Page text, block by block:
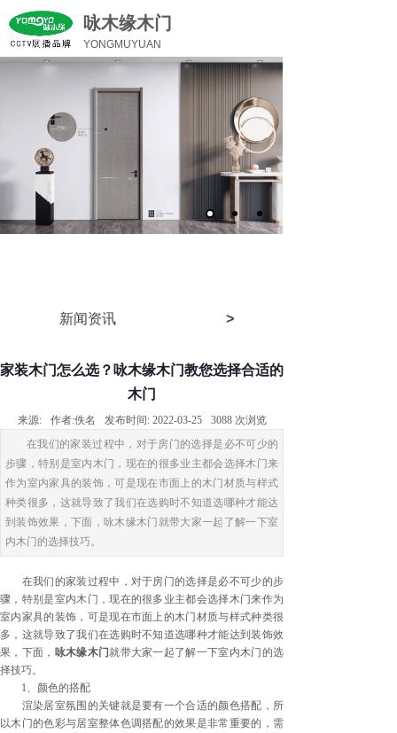
咏木缘木门
YONGMUYUAN
新闻资讯 >
家装木门怎么选？咏木缘木门教您选择合适的
木门
来源: 作者:佚名 发布时间: 2022-03-25 3088 次浏览
在我们的家装过程中，对于房门的选择是必不可少的
步骤，特别是室内木门，现在的很多业主都会选择木门来
作为室内家具的装饰，可是现在市面上的木门材质与样式
种类很多，这就导致了我们在选购时不知道选哪种才能达
到装饰效果，下面，咏木缘木门就带大家一起了解一下室
内木门的选择技巧。
在我们的家装过程中，对于房门的选择是必不可少的步
骤，特别是室内木门，现在的很多业主都会选择木门来作为
室内家具的装饰，可是现在市面上的木门材质与样式种类很
多，这就导致了我们在选购时不知道选哪种才能达到装饰效
果，下面， 咏木缘木门就带大家一起了解一下室内木门的选
择技巧。
1、颜色的搭配
渲染居室氛围的关键就是要有一个合适的颜色搭配，所
以木门的色彩与居室整体色调搭配的效果是非常重要的，需